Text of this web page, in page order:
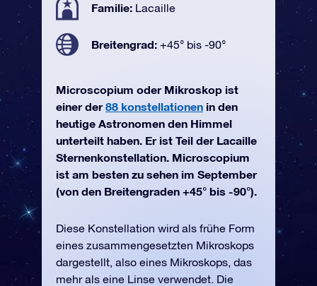
Familie: Lacaille
Breitengrad: +45° bis -90°
Microscopium oder Mikroskop ist
einer der88 konstellationen in den
heutige Astronomen den Himmel
unterteilt haben. Er ist Teil der Lacaille
Sternenkonstellation. Microscopium
ist am besten zu sehen im September
(von den Breitengraden +45° bis -90°).
Diese Konstellation wird als frühe Form
eines zusammengesetzten Mikroskops
dargestellt, also eines Mikroskops, das
mehr als eine Linse verwendet. Die